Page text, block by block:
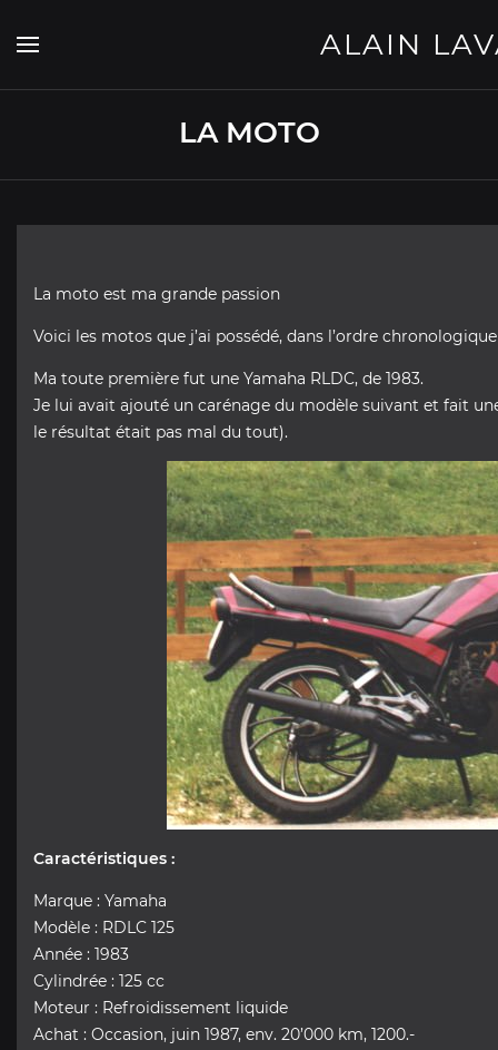
content
ALAIN
LA MOTO
La moto est ma grande passion
Voici les motos que j’ai possédé, dans l’ordre
Ma toute première fut une Yamaha RLDC, de 1983.
Je lui avait ajouté un carénage du modèle suivant et fait
le résultat était pas mal du tout).
Caractéristiques :
Marque : Yamaha
Modèle : RDLC 125
Année : 1983
Cylindrée : 125 cc
Moteur : Refroidissement liquide
Achat : Occasion, juin 1987, env. 20’000 km, 1200.-